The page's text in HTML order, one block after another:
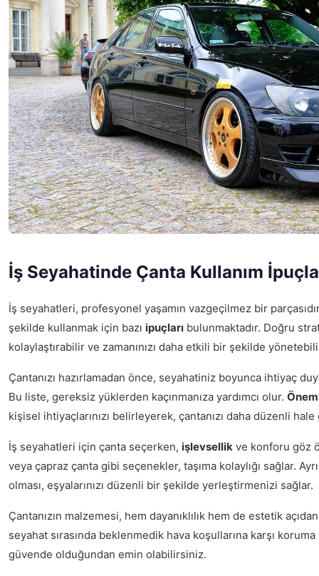
İş Seyahatinde Çanta Kullanım
İş seyahatleri, profesyonel yaşamın vazgeçilmez bir
şekilde kullanmak için bazı ipuçları bulunmaktadır. Doğru
kolaylaştırabilir ve zamanınızı daha etkili bir şekilde
Çantanızı hazırlamadan önce, seyahatiniz boyunca ihtiyaç
Bu liste, gereksiz yüklerden kaçınmanıza yardımcı olur.
kişisel ihtiyaçlarınızı belirleyerek, çantanızı daha düzenli
İş seyahatleri için çanta seçerken, işlevsellik ve konforu göz
veya çapraz çanta gibi seçenekler, taşıma kolaylığı sağlar.
olması, eşyalarınızı düzenli bir şekilde yerleştirmenizi sağlar.
Çantanızın malzemesi, hem dayanıklılık hem de estetik
seyahat sırasında beklenmedik hava koşullarına karşı koruma
güvende olduğundan emin olabilirsiniz.